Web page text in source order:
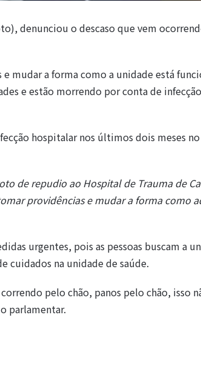
denunciou o descaso que vem
mudar a forma como a unidade está
e estão morrendo por conta de infecção
hospitalar nos últimos dois meses
de repudio ao Hospital de Trauma de
providências e mudar a forma como
urgentes, pois as pessoas buscam a
cuidados na unidade de saúde.
pelo chão, panos pelo chão, isso
parlamentar.